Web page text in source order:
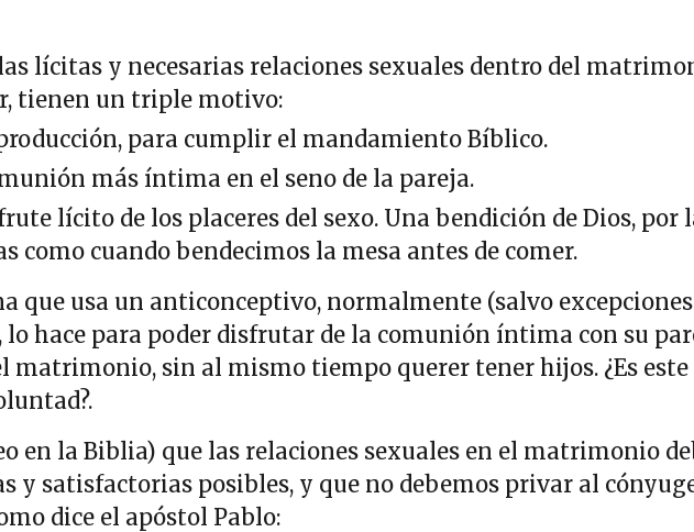
lícitas y necesarias relaciones sexuales dentro del
tienen un triple motivo:
para cumplir el mandamiento Bíblico.
más íntima en el seno de la pareja.
lícito de los placeres del sexo. Una bendición de Dios, por
como cuando bendecimos la mesa antes de comer.
que usa un anticonceptivo, normalmente (salvo
lo hace para poder disfrutar de la comunión íntima con su
matrimonio, sin al mismo tiempo querer tener hijos. ¿Es este
en la Biblia) que las relaciones sexuales en el matrimonio
y satisfactorias posibles, y que no debemos privar al
dice el apóstol Pablo: